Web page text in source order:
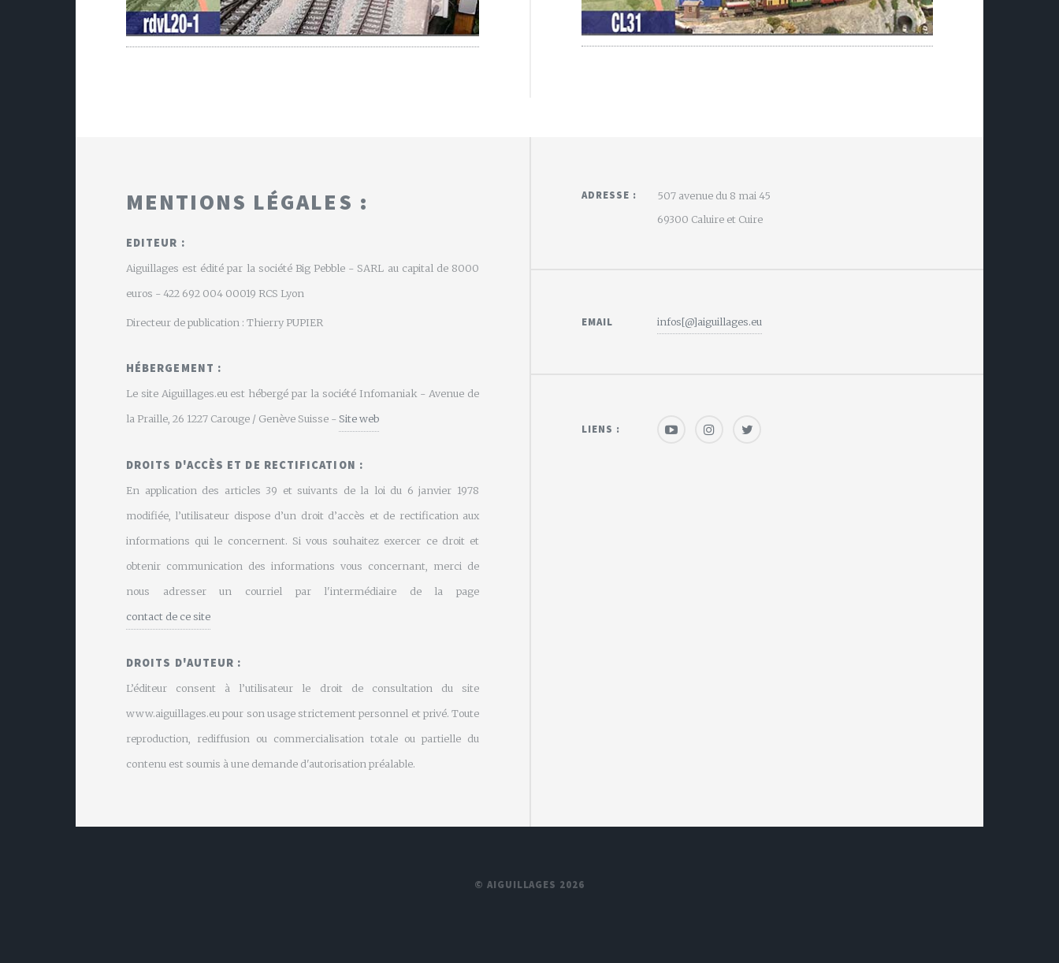
MENTIONS LÉGALES :
EDITEUR :
Aiguillages est édité par la société Big Pebble - SARL au capital de 8000
euros - 422 692 004 00019 RCS Lyon
Directeur de publication : Thierry PUPIER
HÉBERGEMENT :
Le site Aiguillages.eu est hébergé par la société Infomaniak - Avenue de
la Praille, 26 1227 Carouge / Genève Suisse -Site web
DROITS D'ACCÈS ET DE RECTIFICATION :
En application des articles 39 et suivants de la loi du 6 janvier 1978
modifiée, l’utilisateur dispose d’un droit d’accès et de rectification aux
informations qui le concernent. Si vous souhaitez exercer ce droit et
obtenir communication des informations vous concernant, merci de
nous adresser un courriel par l'intermédiaire de la page
contact de ce site
DROITS D'AUTEUR :
L’éditeur consent à l’utilisateur le droit de consultation du site
www.aiguillages.eu pour son usage strictement personnel et privé. Toute
reproduction, rediffusion ou commercialisation totale ou partielle du
contenu est soumis à une demande d'autorisation préalable.
ADRESSE :
507 avenue du 8 mai 45
69300 Caluire et Cuire
EMAIL infos[@]aiguillages.eu
LIENS :
© AIGUILLAGES 2026